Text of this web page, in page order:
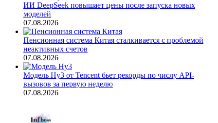
ИИ DeepSeek повышает цены после запуска новых
моделей
07.08.2026
Пенсионная система Китая сталкивается с проблемой
неактивных счетов
07.08.2026
Модель Hy3 от Tencent бьет рекорды по числу API-
вызовов за первую неделю
07.08.2026